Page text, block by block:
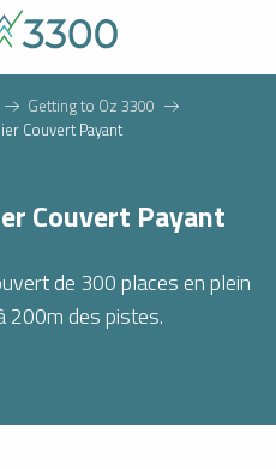
Getting to Oz 3300
Couvert Payant
Couvert Payant
de 300 places en plein
des pistes.